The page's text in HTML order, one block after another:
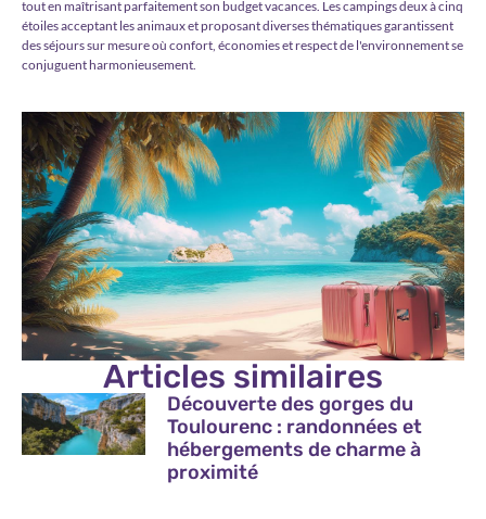
tout en maîtrisant parfaitement son budget vacances. Les campings deux à cinq
étoiles acceptant les animaux et proposant diverses thématiques garantissent
des séjours sur mesure où confort, économies et respect de l'environnement se
conjuguent harmonieusement.
Articles similaires
Découverte des gorges du
Toulourenc : randonnées et
hébergements de charme à
proximité